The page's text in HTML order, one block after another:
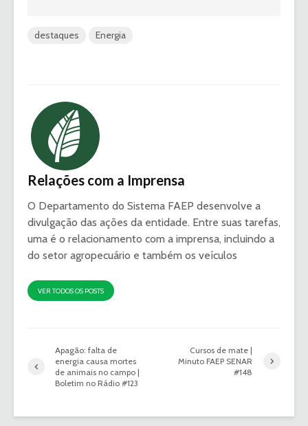
destaques Energia
Relações com a Imprensa
O Departamento do Sistema FAEP desenvolve a
divulgação das ações da entidade. Entre suas tarefas,
uma é o relacionamento com a imprensa, incluindo a
do setor agropecuário e também os veículos
VER TODOS OS POSTS
Apagão: falta de
energia causa mortes
de animais no campo |
Boletim no Rádio #123
Cursos de mate |
Minuto FAEP SENAR
#148